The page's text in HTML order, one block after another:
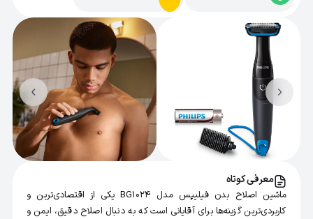
معرفی کوتاه
ماشین اصلاح بدن فیلیپس مدل BG1024 یکی از اقتصادی‌ترین و
کاربردی‌ترین گزینه‌ها برای آقایانی است که به دنبال اصلاح دقیق، ایمن و